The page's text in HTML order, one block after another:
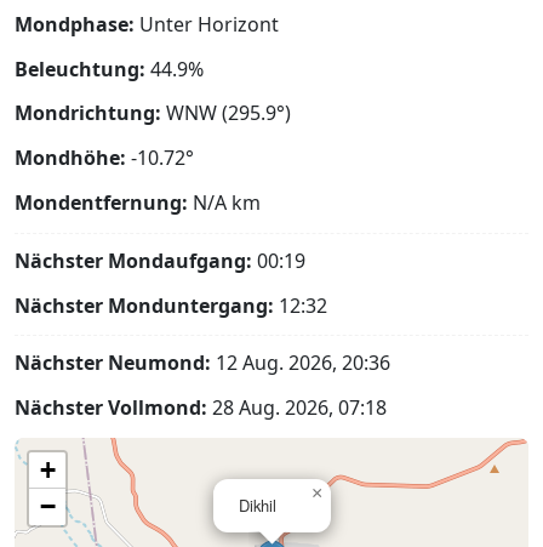
Mondphase: Unter Horizont
Beleuchtung: 44.9%
Mondrichtung: WNW (295.9°)
Mondhöhe: -10.72°
Mondentfernung: N/A km
Nächster Mondaufgang: 00:19
Nächster Monduntergang: 12:32
Nächster Neumond: 12 Aug. 2026, 20:36
Nächster Vollmond: 28 Aug. 2026, 07:18
Dikhil
×
+
−